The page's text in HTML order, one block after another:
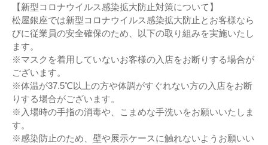
【新型コロナウイルス感染拡⼤防⽌対策について】
松屋銀座では新型コロナウイルス感染拡⼤防⽌とお客様なら
びに従業員の安全確保のため、以下の取り組みを実施いたし
ます。
※マスクを着⽤していないお客様の⼊店をお断りする場合が
ございます。
※体温が37.5℃以上の⽅や体調がすぐれない⽅の⼊店をお断
りする場合がございます。
※⼊場時の⼿指の消毒や、こまめな⼿洗いをお願いいたしま
す。
※感染防⽌のため、壁や展⽰ケースに触れないようお願いい